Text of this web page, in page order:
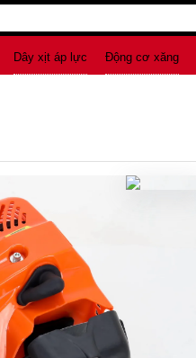
Dây xịt áp lực Động cơ xăng